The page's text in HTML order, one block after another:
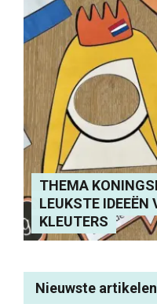
THEMA
LEUKSTE IDEEËN
KLEUTERS
Nieuwste artikelen